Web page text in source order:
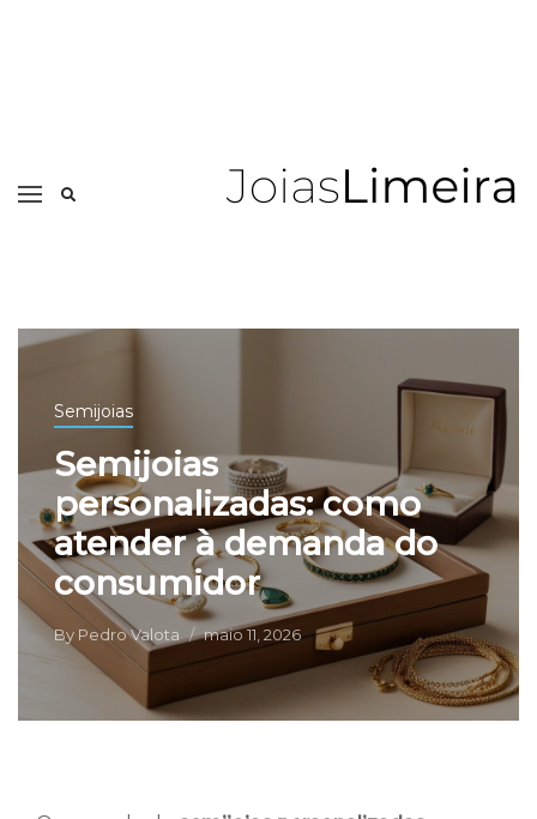
Semijoias
Semijoias
personalizadas: como
atender à demanda do
consumidor
By Pedro Valota maio 11, 2026